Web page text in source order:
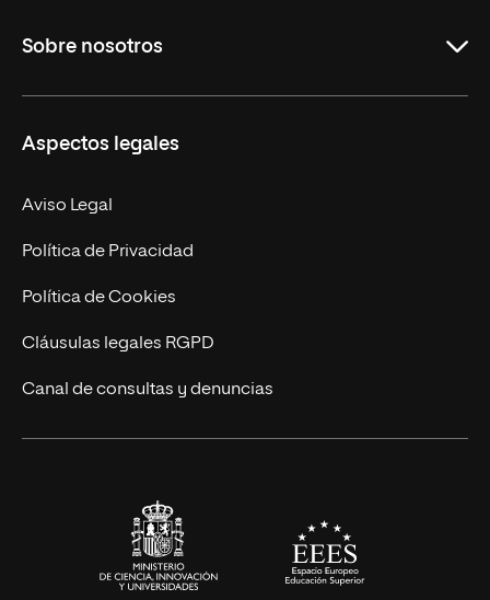
Másteres Oficiales
Doctorados
Experto Universitario
Postgrados
Cursos Universitarios
Sobre nosotros
Facultades
Nuestro Equipo
Trabaja en UNIR
Actualidad
UNIR Revista
Eventos
Aspectos legales
Aviso Legal
Política de Privacidad
Política de Cookies
Cláusulas legales RGPD
Canal de consultas y denuncias